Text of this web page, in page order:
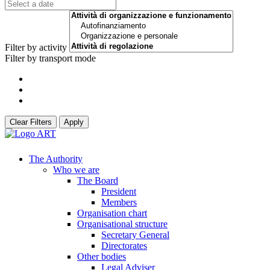
Filter by activity
Filter by transport mode
Clear Filters Apply
The Authority
Who we are
The Board
President
Members
Organisation chart
Organisational structure
Secretary General
Directorates
Other bodies
Legal Adviser